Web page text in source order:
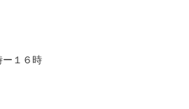
１６時